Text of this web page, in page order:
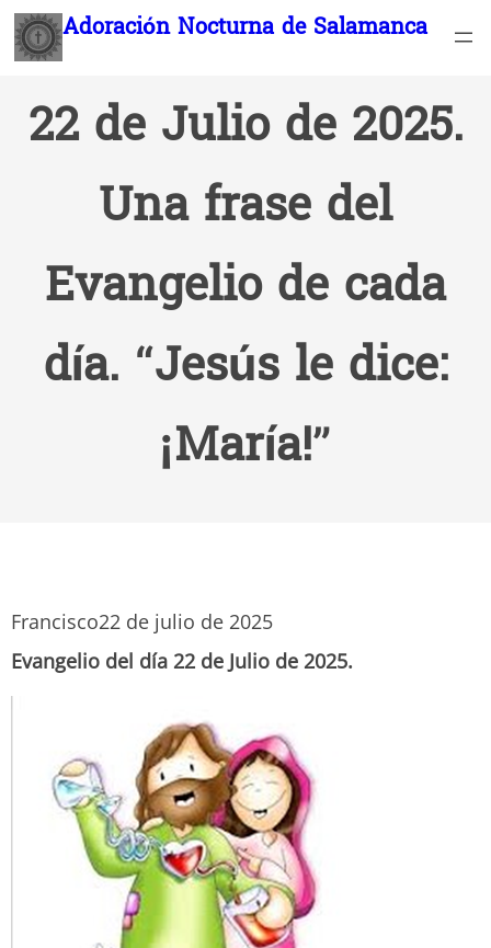
Saltar Adoración Nocturna de Salamanca
22 de Julio de 2025.
Una frase del
Evangelio de cada
día. “Jesús le dice:
¡María!”
Francisco22 de julio de 2025
Evangelio del día 22 de Julio de 2025.